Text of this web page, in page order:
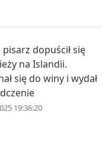
pisarz dopuścił się
na Islandii.
się do winy i wydał
19:36:20